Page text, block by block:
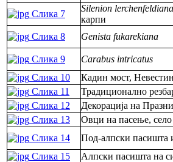
Слика 7
Silenion
карпи
Слика 8
Genista fukarekiana
Слика 9
Carabus intricatus
Слика 10
Кадин мост,
Слика 11
Традиционално
Слика 12
Декорација на
Слика 13
Овци на пасење,
Слика 14
Под-алпски пасишта
Слика 15
Алпски пасишта на